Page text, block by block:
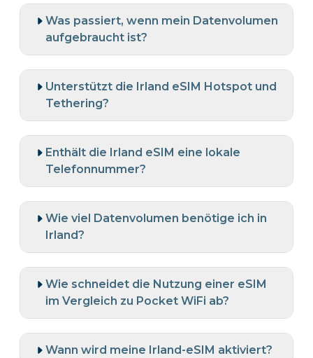
Was passiert, wenn mein Datenvolumen
aufgebraucht ist?
Unterstützt die Irland eSIM Hotspot und
Tethering?
Enthält die Irland eSIM eine lokale
Telefonnummer?
Wie viel Datenvolumen benötige ich in
Irland?
Wie schneidet die Nutzung einer eSIM
im Vergleich zu Pocket WiFi ab?
Wann wird meine Irland-eSIM aktiviert?